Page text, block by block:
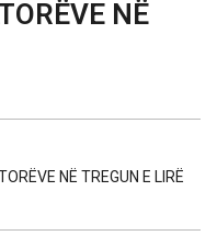
NË
NË TREGUN E LIRË